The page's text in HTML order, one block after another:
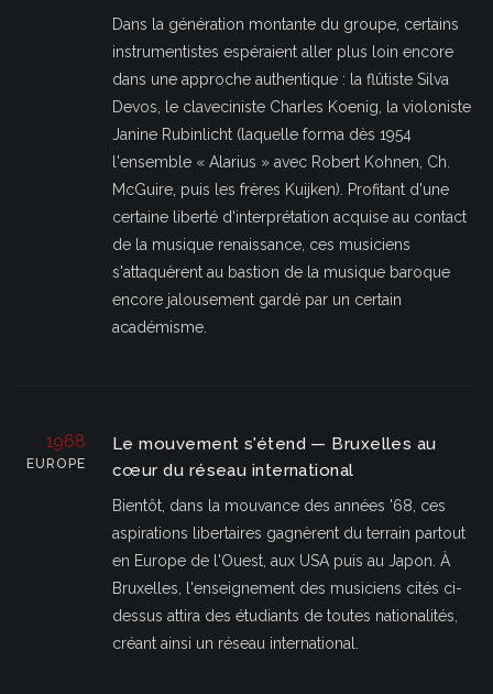
Dans la génération montante du groupe, certains
instrumentistes espéraient aller plus loin encore
dans une approche authentique : la flûtiste Silva
Devos, le claveciniste Charles Koenig, la violoniste
Janine Rubinlicht (laquelle forma dès 1954
l'ensemble « Alarius » avec Robert Kohnen, Ch.
McGuire, puis les frères Kuijken). Profitant d'une
certaine liberté d'interprétation acquise au contact
de la musique renaissance, ces musiciens
s'attaquèrent au bastion de la musique baroque
encore jalousement gardé par un certain
académisme.
1968
EUROPE
Le mouvement s'étend — Bruxelles au
cœur du réseau international
Bientôt, dans la mouvance des années '68, ces
aspirations libertaires gagnèrent du terrain partout
en Europe de l'Ouest, aux USA puis au Japon. À
Bruxelles, l'enseignement des musiciens cités ci-
dessus attira des étudiants de toutes nationalités,
créant ainsi un réseau international.